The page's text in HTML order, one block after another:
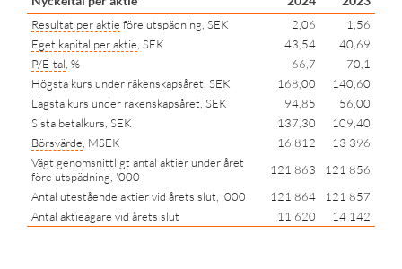
Resultat per aktie före utspädning, SEK 2,06
1,56
Eget kapital per aktie , SEK 43,54
40,69
P/E-tal , % 66,7
70,1
Högsta kurs under räkenskapsåret, SEK
168,00
140,60
Lägsta kurs under räkenskapsåret, SEK
94,85
56,00
Sista betalkurs, SEK
137,30
109,40
Börsvärde , MSEK 16 812
13 396
Vägt genomsnittligt antal aktier under året
före utspädning, '000
121 863
121 856
Antal utestående aktier vid årets slut, '000
121 864
121 857
Antal aktieägare vid årets slut
11 620 14 142